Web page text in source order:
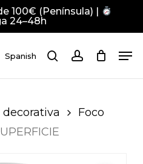
100€ (Península) |
24–48h
Spanish searchaccount
Foco
Close
Menu